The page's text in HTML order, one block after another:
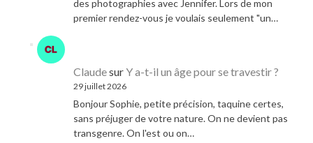
des photographies avec Jennifer. Lors de mon
premier rendez-vous je voulais seulement "un…
ClaudesurY a-t-il un âge pour se travestir ?
29 juillet 2026
Bonjour Sophie, petite précision, taquine certes,
sans préjuger de votre nature. On ne devient pas
transgenre. On l'est ou on…